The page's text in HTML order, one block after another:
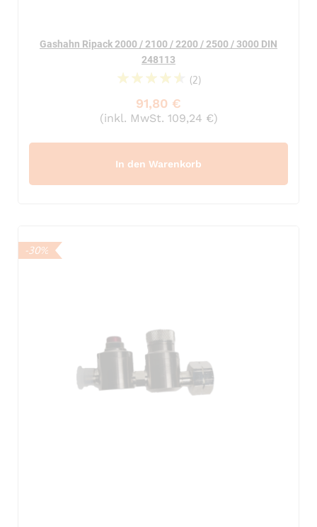
Gashahn Ripack 2000 / 2100 / 2200 / 2500 / 3000 DIN
248113
95%
(2)
91,80 €
(inkl. MwSt. 109,24 €)
In den Warenkorb
-30%